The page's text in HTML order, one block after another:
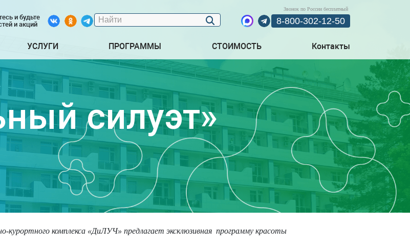
и будьте
и акций
Звонок по России бесплатный
8-800-302-12-50
УСЛУГИ ПРОГРАММЫ СТОИМОСТЬ Контакты
силуэт»
комплекса «ДиЛУЧ» предлагает эксклюзивная программу красоты